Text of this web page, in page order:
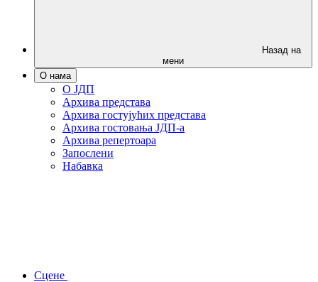
Назад на
мени
О нама
О ЈДП
Архива представа
Архива гостујућих представа
Архива гостовања ЈДП-а
Архива репертоара
Запослени
Набавка
Сцене